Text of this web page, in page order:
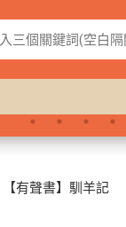
【有聲書】馴羊記